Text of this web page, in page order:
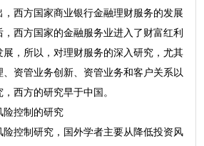
西方国家商业银行金融理财服务的发展
，西方国家的金融服务业进入了财富红利
展，所以，对理财服务的深入研究，尤其
资管业务创新、资管业务和客户关系以
西方的研究早于中国。
险控制的研究
险控制研究，国外学者主要从降低投资风